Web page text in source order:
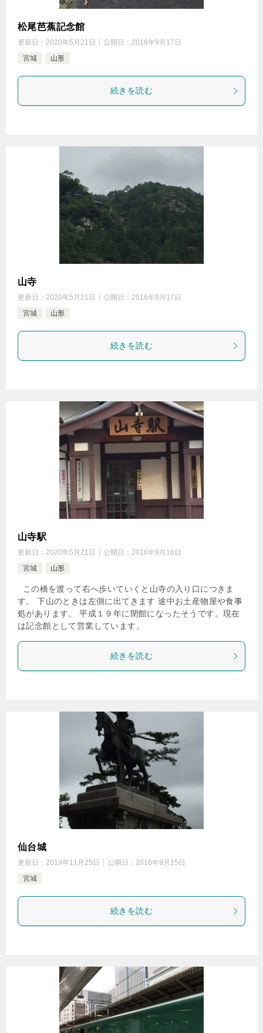
松尾芭蕉記念館
更新日： 2020年5月21日 公開日： 2016年9月17日
宮城
山形
続きを読む
山寺
更新日： 2020年5月21日 公開日： 2016年9月17日
宮城
山形
続きを読む
山寺駅
更新日： 2020年5月21日 公開日： 2016年9月16日
宮城
山形
この橋を渡って右へ歩いていくと山寺の入り口につきま
す。 下山のときは左側に出てきます 途中お土産物屋や食事
処があります。 平成１９年に閉館になったそうです。現在
は記念館として営業しています。
続きを読む
仙台城
更新日： 2019年11月25日 公開日： 2016年9月15日
宮城
続きを読む